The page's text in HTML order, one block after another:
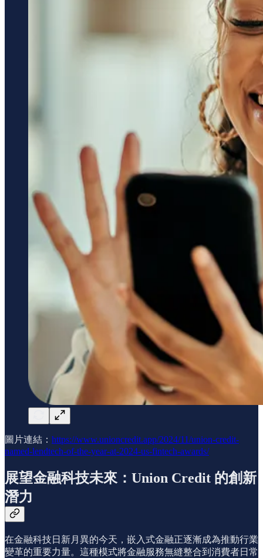
圖片連結： https://www.unioncredit.app/2024/11/union-credit-
named-lendtech-of-the-year-at-2024-us-fintech-awards/
展望金融科技未來：Union Credit 的創新
潛力
在金融科技日新月異的今天，嵌入式金融正逐漸成為推動行業
變革的重要力量。這種模式將金融服務無縫整合到消費者日常